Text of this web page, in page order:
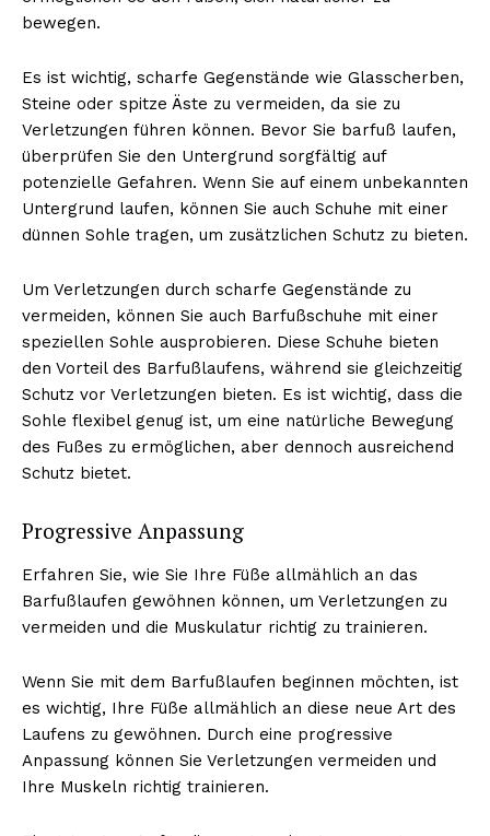
bewegen.
Es ist wichtig, scharfe Gegenstände wie Glasscherben,
Steine oder spitze Äste zu vermeiden, da sie zu
Verletzungen führen können. Bevor Sie barfuß laufen,
überprüfen Sie den Untergrund sorgfältig auf
potenzielle Gefahren. Wenn Sie auf einem unbekannten
Untergrund laufen, können Sie auch Schuhe mit einer
dünnen Sohle tragen, um zusätzlichen Schutz zu bieten.
Um Verletzungen durch scharfe Gegenstände zu
vermeiden, können Sie auch Barfußschuhe mit einer
speziellen Sohle ausprobieren. Diese Schuhe bieten
den Vorteil des Barfußlaufens, während sie gleichzeitig
Schutz vor Verletzungen bieten. Es ist wichtig, dass die
Sohle flexibel genug ist, um eine natürliche Bewegung
des Fußes zu ermöglichen, aber dennoch ausreichend
Schutz bietet.
Progressive Anpassung
Erfahren Sie, wie Sie Ihre Füße allmählich an das
Barfußlaufen gewöhnen können, um Verletzungen zu
vermeiden und die Muskulatur richtig zu trainieren.
Wenn Sie mit dem Barfußlaufen beginnen möchten, ist
es wichtig, Ihre Füße allmählich an diese neue Art des
Laufens zu gewöhnen. Durch eine progressive
Anpassung können Sie Verletzungen vermeiden und
Ihre Muskeln richtig trainieren.